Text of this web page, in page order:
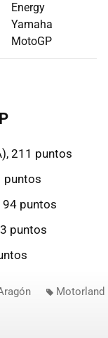
Energy
Yamaha
MotoGP
211 puntos
puntos
puntos
puntos
Motorland